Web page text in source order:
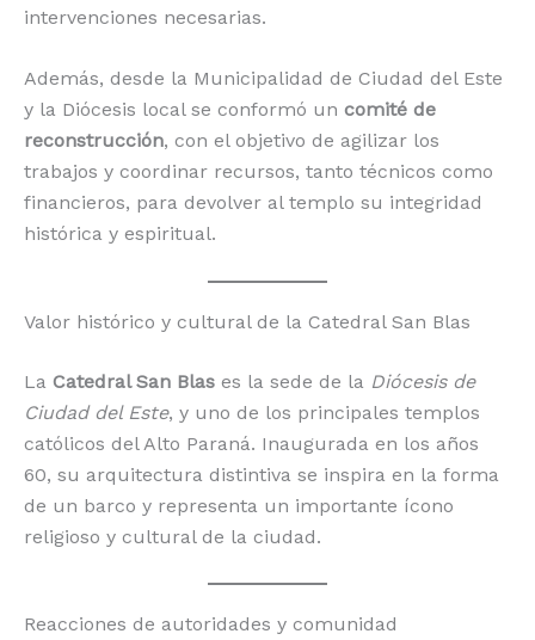
intervenciones necesarias.
Además, desde la Municipalidad de Ciudad del Este
y la Diócesis local se conformó un comité de
reconstrucción, con el objetivo de agilizar los
trabajos y coordinar recursos, tanto técnicos como
financieros, para devolver al templo su integridad
histórica y espiritual.
Valor histórico y cultural de la Catedral San Blas
La Catedral San Blas es la sede de la Diócesis de
Ciudad del Este, y uno de los principales templos
católicos del Alto Paraná. Inaugurada en los años
60, su arquitectura distintiva se inspira en la forma
de un barco y representa un importante ícono
religioso y cultural de la ciudad.
Reacciones de autoridades y comunidad